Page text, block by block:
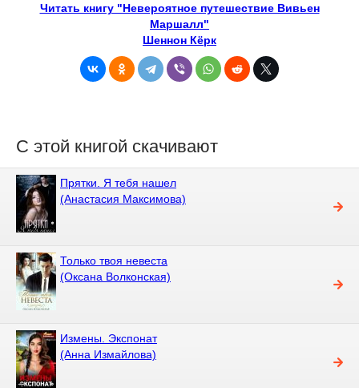
Читать книгу "Невероятное путешествие Вивьен
Маршалл"
Шеннон Кёрк
С этой книгой скачивают
Прятки. Я тебя нашел
(Анастасия Максимова)
Только твоя невеста
(Оксана Волконская)
Измены. Экспонат
(Анна Измайлова)